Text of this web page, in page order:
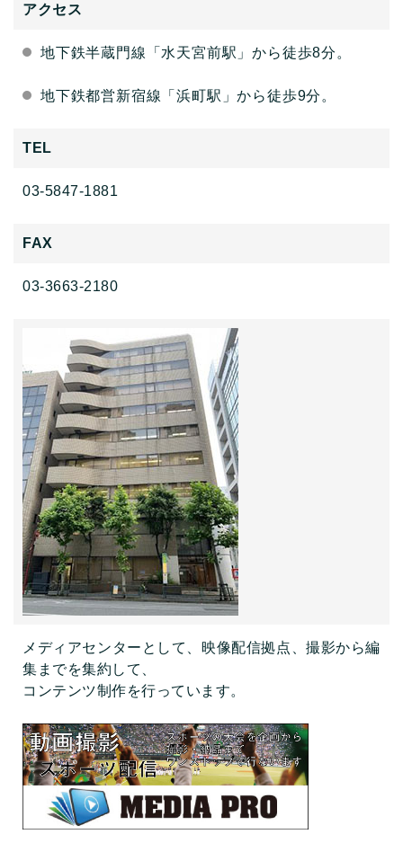
アクセス
地下鉄半蔵門線「水天宮前駅」から徒歩8分。
地下鉄都営新宿線「浜町駅」から徒歩9分。
TEL
03-5847-1881
FAX
03-3663-2180
メディアセンターとして、映像配信拠点、撮影から編
集までを集約して、
コンテンツ制作を行っています。